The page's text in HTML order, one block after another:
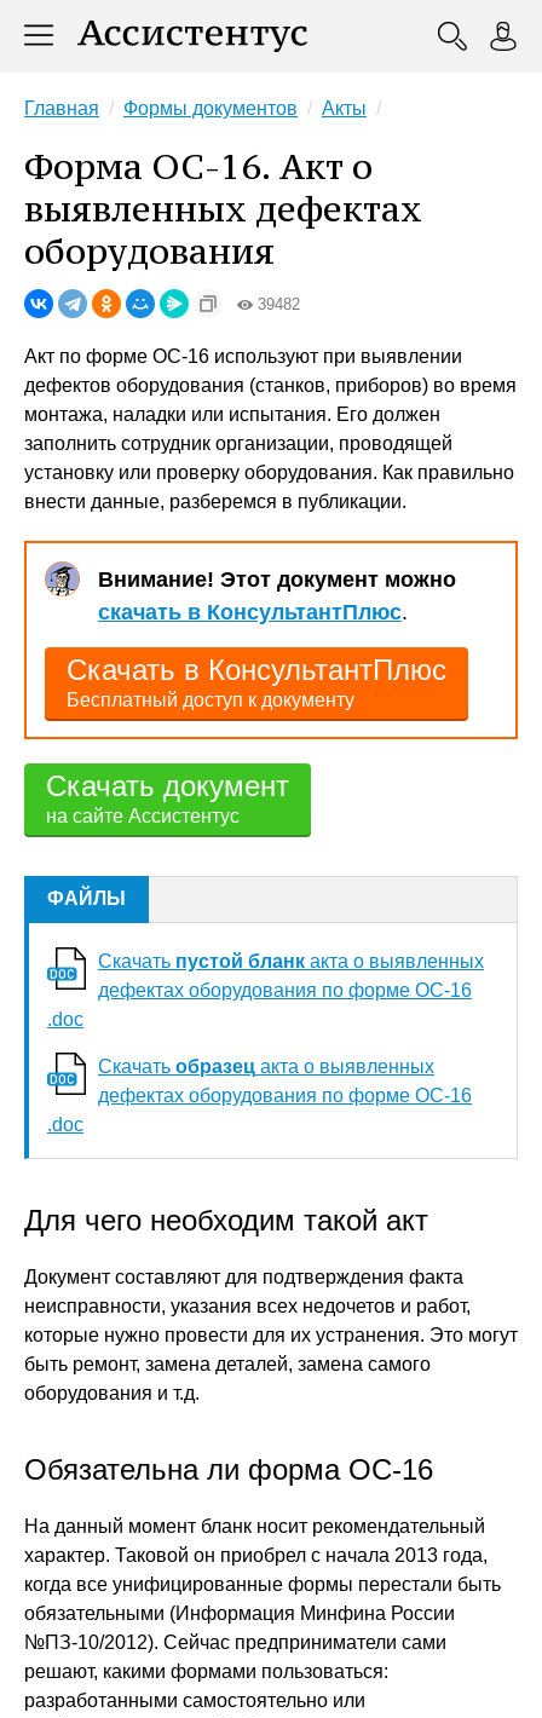
Главная Формы документов Акты
Форма ОС-16. Акт о
выявленных дефектах
оборудования
39482
Акт по форме ОС-16 используют при выявлении
дефектов оборудования (станков, приборов) во время
монтажа, наладки или испытания. Его должен
заполнить сотрудник организации, проводящей
установку или проверку оборудования. Как правильно
внести данные, разберемся в публикации.
Внимание! Этот документ можно
скачать в КонсультантПлюс.
Скачать в КонсультантПлюс
Бесплатный доступ к документу
Скачать документ
на сайте Ассистентус
ФАЙЛЫ
Скачать пустой бланк акта о выявленных
дефектах оборудования по форме ОС-16
.doc
Скачать образец акта о выявленных
дефектах оборудования по форме ОС-16
.doc
Для чего необходим такой акт
Документ составляют для подтверждения факта
неисправности, указания всех недочетов и работ,
которые нужно провести для их устранения. Это могут
быть ремонт, замена деталей, замена самого
оборудования и т.д.
Обязательна ли форма ОС-16
На данный момент бланк носит рекомендательный
характер. Таковой он приобрел с начала 2013 года,
когда все унифицированные формы перестали быть
обязательными (Информация Минфина России
№ПЗ-10/2012). Сейчас предприниматели сами
решают, какими формами пользоваться:
разработанными самостоятельно или